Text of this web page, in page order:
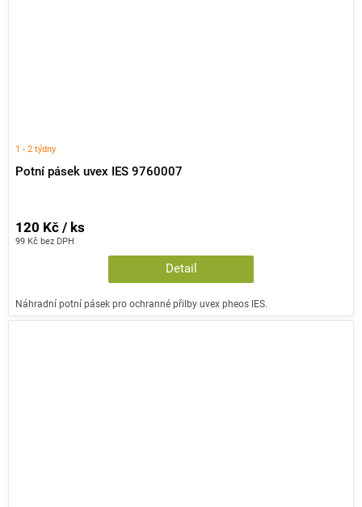
Potní pásek uvex IES 9760007
1 - 2 týdny
99 Kč bez DPH
120 Kč / ks
Detail
Náhradní potní pásek pro ochranné přilby uvex pheos IES.